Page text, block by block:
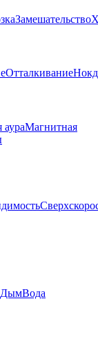
Замешательство
Отталкивание
Магнитная
ДымВода